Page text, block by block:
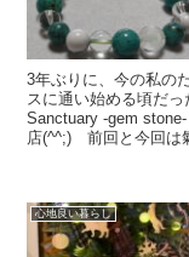
3年ぶりに、今の私の
スに通い始める頃だ
Sanctuary -gem
店(^^;) 前回と今回は
心地良い暮らし